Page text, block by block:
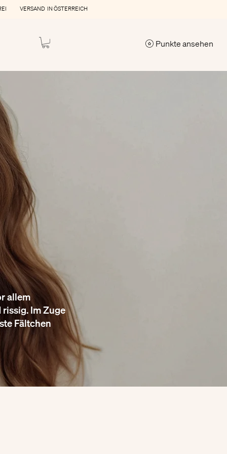
VERSAND IN ÖSTERREICH
Punkte ansehen
allem
Im Zuge
Fältchen